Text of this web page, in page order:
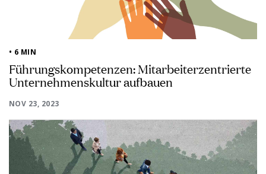
• 6 MIN
Führungskompetenzen: Mitarbeiterzentrierte
Unternehmenskultur aufbauen
NOV 23, 2023